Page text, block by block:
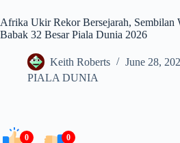
Afrika Ukir Rekor Bersejarah, Sembilan
Babak 32 Besar Piala Dunia 2026
Keith Roberts
June 28,
PIALA DUNIA
0 0